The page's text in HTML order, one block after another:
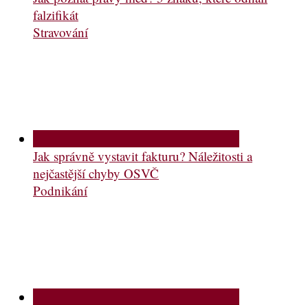
falzifikát
Stravování
Jak správně vystavit fakturu? Náležitosti a
nejčastější chyby OSVČ
Podnikání